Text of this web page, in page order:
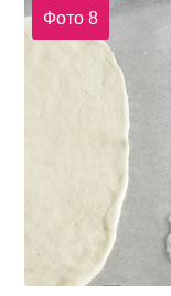
Фото 8